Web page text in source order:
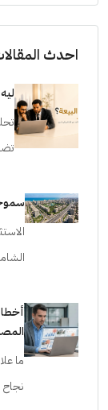
احدث
سموحة
الشامل 2026
ما
نجاح